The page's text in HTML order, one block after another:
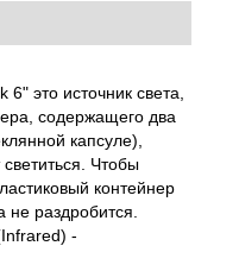
6" это источник света,
содержащего два
капсуле),
Чтобы
контейнер
не раздробится.
-